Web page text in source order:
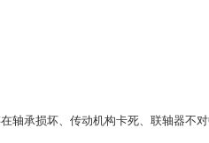
轴承损坏、传动机构卡死、联轴器不